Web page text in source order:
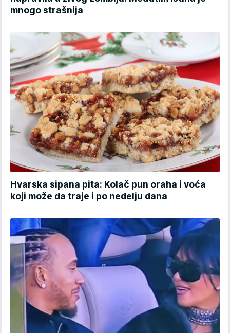
mnogo strašnija
Hvarska sipana pita: Kolač pun oraha i voća
koji može da traje i po nedelju dana